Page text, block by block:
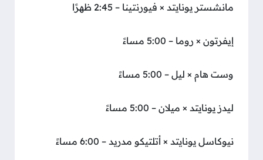
مانشستر يونايتد × فيورنتينا – 2:45 ظهرًا
إيفرتون × روما – 5:00 مساءً
وست هام × ليل – 5:00 مساءً
ليدز يونايتد × ميلان – 5:00 مساءً
نيوكاسل يونايتد × أتلتيكو مدريد – 6:00 مساءً